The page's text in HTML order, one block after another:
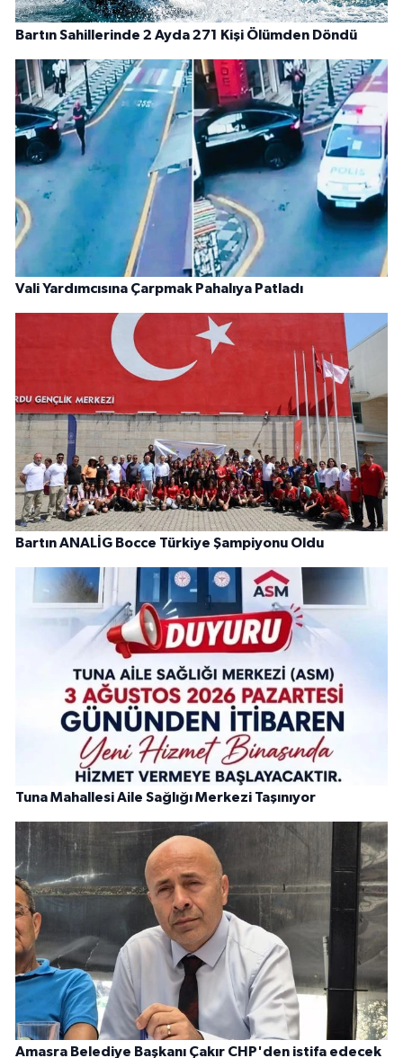
Bartın Sahillerinde 2 Ayda 271 Kişi Ölümden Döndü
Vali Yardımcısına Çarpmak Pahalıya Patladı
Bartın ANALİG Bocce Türkiye Şampiyonu Oldu
Tuna Mahallesi Aile Sağlığı Merkezi Taşınıyor
Amasra Belediye Başkanı Çakır CHP'den istifa edecek